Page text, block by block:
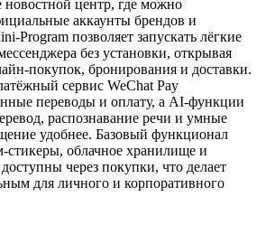
новостной центр, где можно
аккаунты брендов и
позволяет запускать лёгкие
без установки, открывая
бронирования и доставки.
сервис WeChat Pay
переводы и оплату, а AI‑функции
распознавание речи и умные
удобнее. Базовый функционал
облачное хранилище и
через покупки, что делает
для личного и корпоративного